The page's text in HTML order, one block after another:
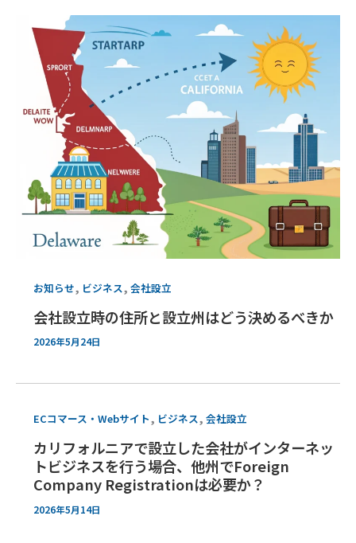
お知らせ, ビジネス, 会社設立
会社設立時の住所と設立州はどう決めるべきか
2026年5月24日
ECコマース・Webサイト, ビジネス, 会社設立
カリフォルニアで設立した会社がインターネッ
トビジネスを行う場合、他州でForeign
Company Registrationは必要か？
2026年5月14日